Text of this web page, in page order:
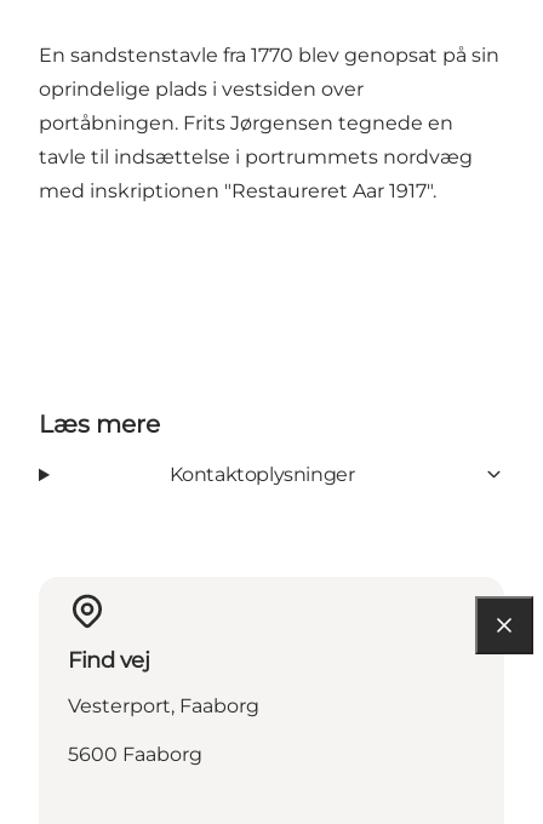
En sandstenstavle fra 1770 blev genopsat på sin
oprindelige plads i vestsiden over
portåbningen. Frits Jørgensen tegnede en
tavle til indsættelse i portrummets nordvæg
med inskriptionen "Restaureret Aar 1917".
Læs mere
Kontaktoplysninger
Find vej
Vesterport, Faaborg
5600 Faaborg